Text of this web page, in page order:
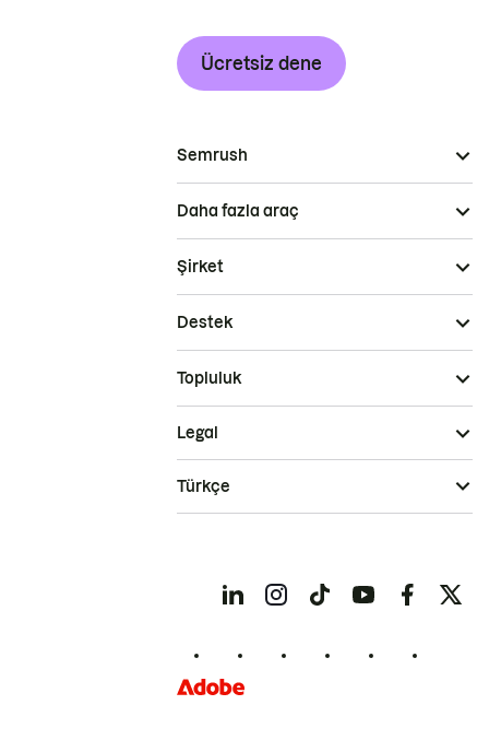
Ücretsiz dene
Semrush
Daha fazla araç
Şirket
Destek
Topluluk
Legal
Türkçe